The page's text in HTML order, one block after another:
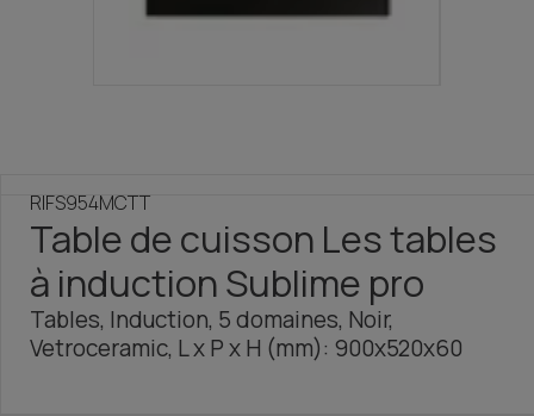
RIFS954MCTT
Table de cuisson Les tables
à induction Sublime pro
Tables, Induction, 5 domaines, Noir,
Vetroceramic, L x P x H (mm): 900x520x60